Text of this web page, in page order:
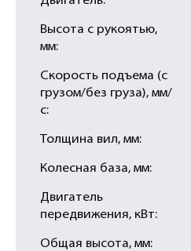
Высота с рукоятью,
мм:
Скорость подъема (с
грузом/без груза), мм/
с:
Толщина вил, мм:
Колесная база, мм:
Двигатель
передвижения, кВт:
Общая высота, мм: